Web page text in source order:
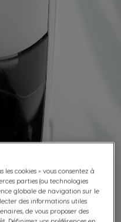
cookies » vous consentez à
parties (ou technologies
globale de navigation sur le
des informations utiles
de vous proposer des